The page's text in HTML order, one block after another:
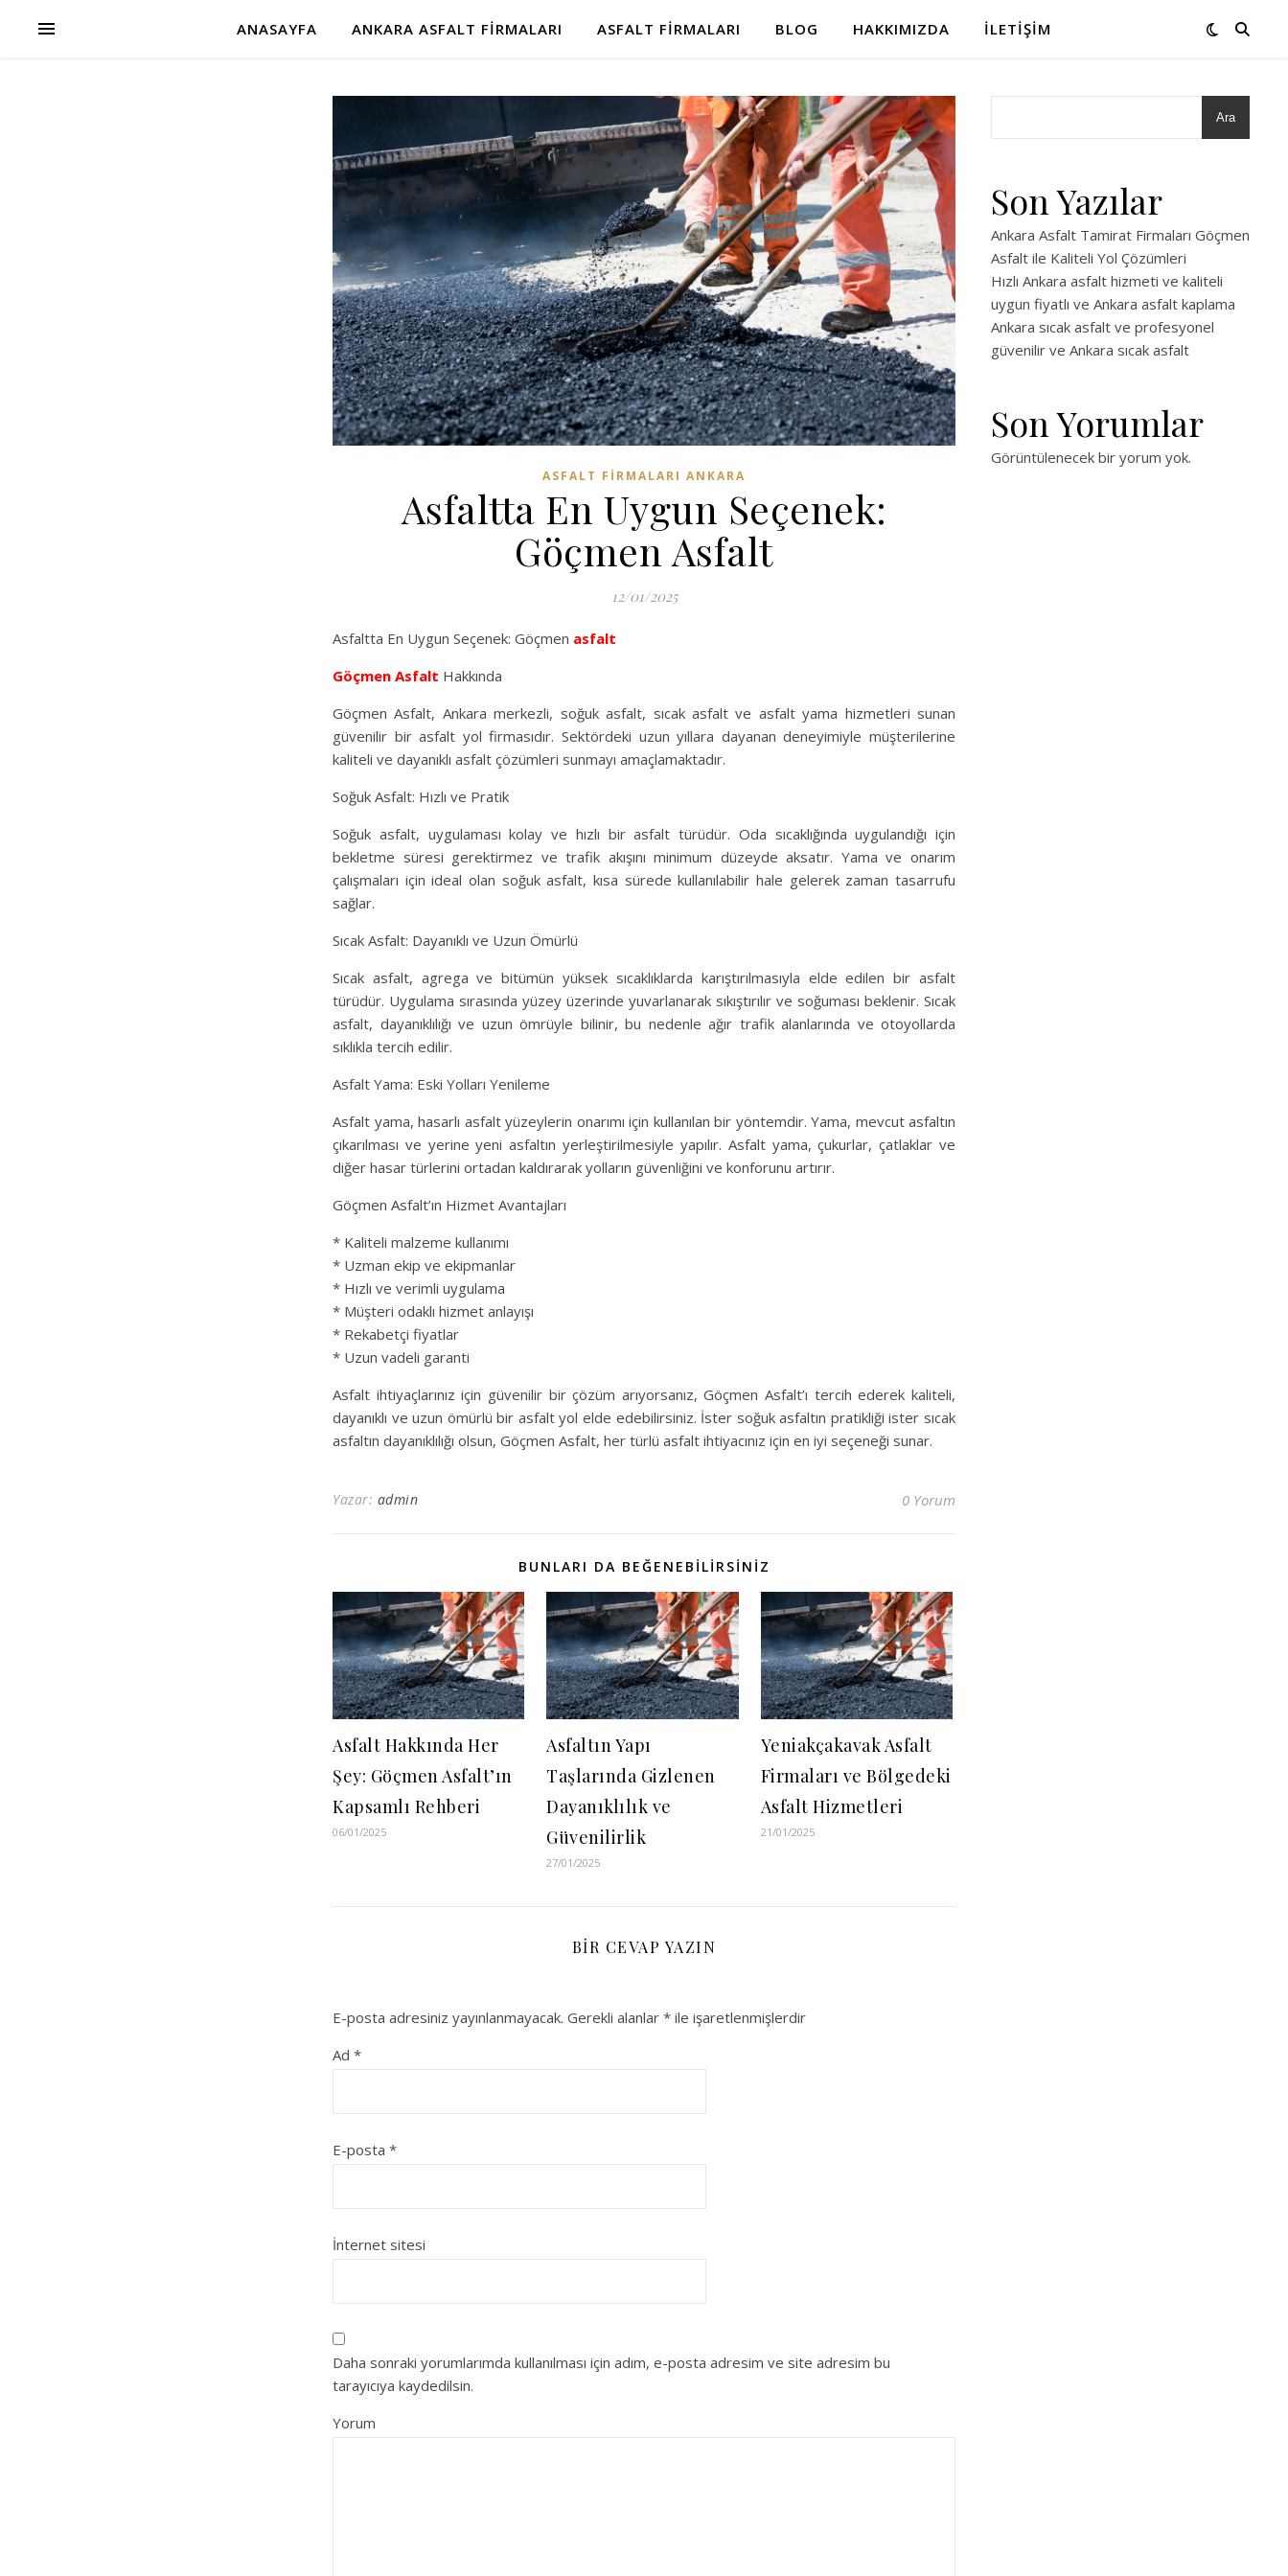
ANASAYFA ANKARA ASFALT FIRMALARI ASFALT FIRMALARI BLOG HAKKIMIZDA İLETIŞIM
ASFALT FIRMALARI ANKARA
Asfaltta En Uygun Seçenek:
Göçmen Asfalt
12/01/2025
Asfaltta En Uygun Seçenek: Göçmen asfalt
Göçmen Asfalt Hakkında
Göçmen Asfalt, Ankara merkezli, soğuk asfalt, sıcak asfalt ve asfalt yama hizmetleri sunan
güvenilir bir asfalt yol firmasıdır. Sektördeki uzun yıllara dayanan deneyimiyle müşterilerine
kaliteli ve dayanıklı asfalt çözümleri sunmayı amaçlamaktadır.
Soğuk Asfalt: Hızlı ve Pratik
Soğuk asfalt, uygulaması kolay ve hızlı bir asfalt türüdür. Oda sıcaklığında uygulandığı için
bekletme süresi gerektirmez ve trafik akışını minimum düzeyde aksatır. Yama ve onarım
çalışmaları için ideal olan soğuk asfalt, kısa sürede kullanılabilir hale gelerek zaman tasarrufu
sağlar.
Sıcak Asfalt: Dayanıklı ve Uzun Ömürlü
Sıcak asfalt, agrega ve bitümün yüksek sıcaklıklarda karıştırılmasıyla elde edilen bir asfalt
türüdür. Uygulama sırasında yüzey üzerinde yuvarlanarak sıkıştırılır ve soğuması beklenir. Sıcak
asfalt, dayanıklılığı ve uzun ömrüyle bilinir, bu nedenle ağır trafik alanlarında ve otoyollarda
sıklıkla tercih edilir.
Asfalt Yama: Eski Yolları Yenileme
Asfalt yama, hasarlı asfalt yüzeylerin onarımı için kullanılan bir yöntemdir. Yama, mevcut asfaltın
çıkarılması ve yerine yeni asfaltın yerleştirilmesiyle yapılır. Asfalt yama, çukurlar, çatlaklar ve
diğer hasar türlerini ortadan kaldırarak yolların güvenliğini ve konforunu artırır.
Göçmen Asfalt’ın Hizmet Avantajları
* Kaliteli malzeme kullanımı
* Uzman ekip ve ekipmanlar
* Hızlı ve verimli uygulama
* Müşteri odaklı hizmet anlayışı
* Rekabetçi fiyatlar
* Uzun vadeli garanti
Asfalt ihtiyaçlarınız için güvenilir bir çözüm arıyorsanız, Göçmen Asfalt’ı tercih ederek kaliteli,
dayanıklı ve uzun ömürlü bir asfalt yol elde edebilirsiniz. İster soğuk asfaltın pratikliği ister sıcak
asfaltın dayanıklılığı olsun, Göçmen Asfalt, her türlü asfalt ihtiyacınız için en iyi seçeneği sunar.
Yazar: admin 0 Yorum
BUNLARI DA BEĞENEBILIRSINIZ
Asfalt Hakkında Her
Şey: Göçmen Asfalt’ın
Kapsamlı Rehberi
06/01/2025
Asfaltın Yapı
Taşlarında Gizlenen
Dayanıklılık ve
Güvenilirlik
27/01/2025
Yeniakçakavak Asfalt
Firmaları ve Bölgedeki
Asfalt Hizmetleri
21/01/2025
BIR CEVAP YAZIN
E-posta adresiniz yayınlanmayacak. Gerekli alanlar * ile işaretlenmişlerdir
Ad *
E-posta *
İnternet sitesi
Daha sonraki yorumlarımda kullanılması için adım, e-posta adresim ve site adresim bu
tarayıcıya kaydedilsin.
Yorum
Ara
Son Yazılar
Ankara Asfalt Tamirat Firmaları Göçmen
Asfalt ile Kaliteli Yol Çözümleri
Hızlı Ankara asfalt hizmeti ve kaliteli
uygun fiyatlı ve Ankara asfalt kaplama
Ankara sıcak asfalt ve profesyonel
güvenilir ve Ankara sıcak asfalt
Son Yorumlar
Görüntülenecek bir yorum yok.